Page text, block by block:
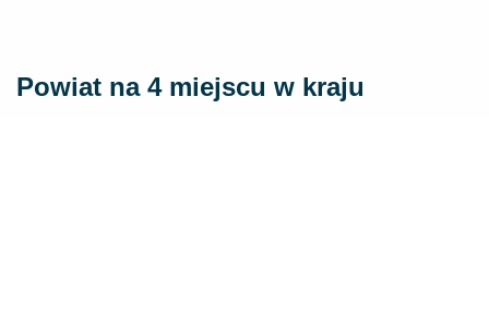
Powiat na 4 miejscu w kraju